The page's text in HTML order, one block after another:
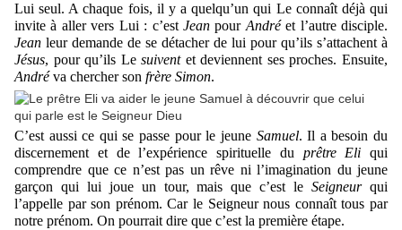
Lui seul. A chaque fois, il y a quelqu’un qui Le connaît déjà qui
invite à aller vers Lui : c’est Jeanpour Andréet l’autre disciple.
Jean leur demande de se détacher de lui pour qu’ils s’attachent à
Jésus, pour qu’ils Lesuivent et deviennent ses proches. Ensuite,
Andréva chercher son frère Simon.
C’est aussi ce qui se passe pour le jeune Samuel. Il a besoin du
discernement et de l’expérience spirituelle du prêtre Eli qui
comprendre que ce n’est pas un rêve ni l’imagination du jeune
garçon qui lui joue un tour, mais que c’est leSeigneurqui
l’appelle par son prénom. Car le Seigneur nous connaît tous par
notre prénom. On pourrait dire que c’est la première étape.